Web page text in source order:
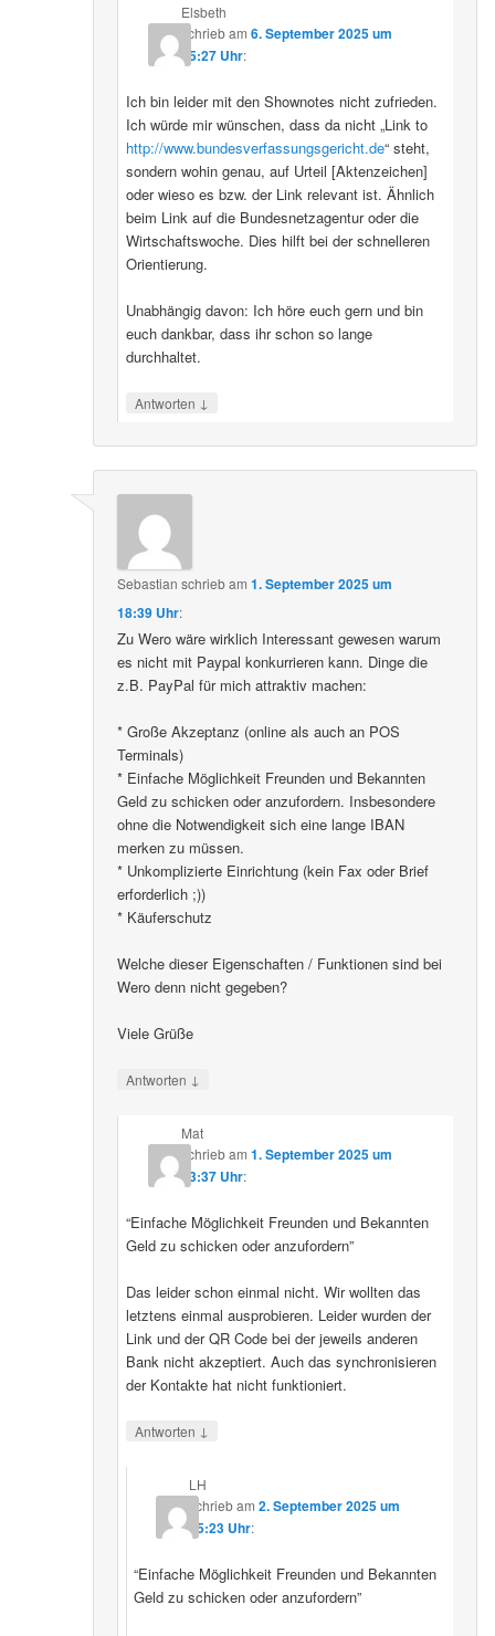
Elsbeth
schriebam 6. September 2025 um
15:27 Uhr:
Ich bin leider mit den Shownotes nicht zufrieden.
Ich würde mir wünschen, dass da nicht „Link to
http://www.bundesverfassungsgericht.de“ steht,
sondern wohin genau, auf Urteil [Aktenzeichen]
oder wieso es bzw. der Link relevant ist. Ähnlich
beim Link auf die Bundesnetzagentur oder die
Wirtschaftswoche. Dies hilft bei der schnelleren
Orientierung.
Unabhängig davon: Ich höre euch gern und bin
euch dankbar, dass ihr schon so lange
durchhaltet.
Antworten ↓
Sebastian schriebam1. September 2025 um
18:39 Uhr:
Zu Wero wäre wirklich Interessant gewesen warum
es nicht mit Paypal konkurrieren kann. Dinge die
z.B. PayPal für mich attraktiv machen:
* Große Akzeptanz (online als auch an POS
Terminals)
* Einfache Möglichkeit Freunden und Bekannten
Geld zu schicken oder anzufordern. Insbesondere
ohne die Notwendigkeit sich eine lange IBAN
merken zu müssen.
* Unkomplizierte Einrichtung (kein Fax oder Brief
erforderlich ;))
* Käuferschutz
Welche dieser Eigenschaften / Funktionen sind bei
Wero denn nicht gegeben?
Viele Grüße
Antworten ↓
Mat
schriebam 1. September 2025 um
23:37 Uhr:
“Einfache Möglichkeit Freunden und Bekannten
Geld zu schicken oder anzufordern”
Das leider schon einmal nicht. Wir wollten das
letztens einmal ausprobieren. Leider wurden der
Link und der QR Code bei der jeweils anderen
Bank nicht akzeptiert. Auch das synchronisieren
der Kontakte hat nicht funktioniert.
Antworten ↓
LH
schriebam2. September 2025 um
15:23 Uhr:
“Einfache Möglichkeit Freunden und Bekannten
Geld zu schicken oder anzufordern”